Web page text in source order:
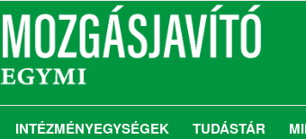
INTÉZMÉNYEGYSÉGEK TUDÁSTÁR